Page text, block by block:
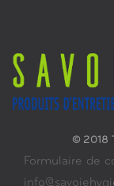
© 2018
Formulaire de